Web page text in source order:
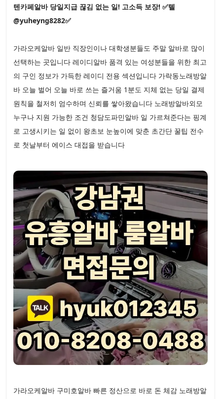
텐카페알바 당일지급 끊김 없는 일! 고소득 보장! ✅텔
@yuheyng8282✅
가라오케알바 일반 직장인이나 대학생분들도 주말 알바로 많이
선택하는 곳입니다 레이디알바 품격 있는 여성분들을 위한 최고
의 구인 정보가 가득한 레이디 전용 섹션입니다 가락동노래방알
바 오늘 벌어 오늘 바로 쓰는 즐거움 1분도 지체 없는 당일 결제
원칙을 철저히 엄수하며 신뢰를 쌓아왔습니다 노래방알바외모
누구나 지원 가능한 조건 청담도파민알바 일 가르쳐준다는 핑계
로 고생시키는 일 없이 왕초보 눈높이에 맞춘 초간단 꿀팁 전수
로 첫날부터 에이스 대접을 받습니다
가라오케알바 구미호알바 빠른 정산으로 바로 돈 체감 노래방알